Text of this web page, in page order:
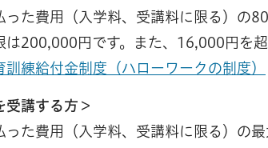
った費用（入学料、受講料に限る）の
は200,000円です。また、16,000円を
練給付金制度（ハローワークの制度）
受講する方＞
った費用（入学料、受講料に限る）の